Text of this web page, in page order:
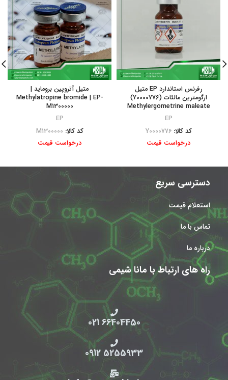
رفرنس استاندارد EP متیل
ارگومترین مالئات (Y0000776)
Methylergometrine maleate
EP
کد کالا:Y0000776
درخواست قیمت
متیل آتروپین بروماید |
Methylatropine bromide | EP-
M1300000
EP
کد کالا: M1300000
درخواست قیمت
دسترسی سریع
استعلام قیمت
تماس با ما
درباره ما
راه های ارتباط با مانا شیمی
66404450 021
5255933 0912